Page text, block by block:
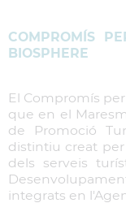
COMPROMÍS
BIOSPHERE
El Compromís
que en el
de Promoció
distintiu creat
dels serveis
integrats en